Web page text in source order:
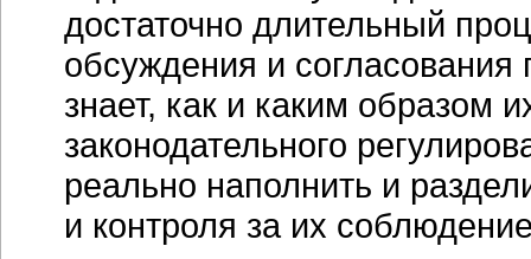
достаточно длительный
обсуждения и согласования
знает, как и каким образом
законодательного
реально наполнить и
и контроля за их